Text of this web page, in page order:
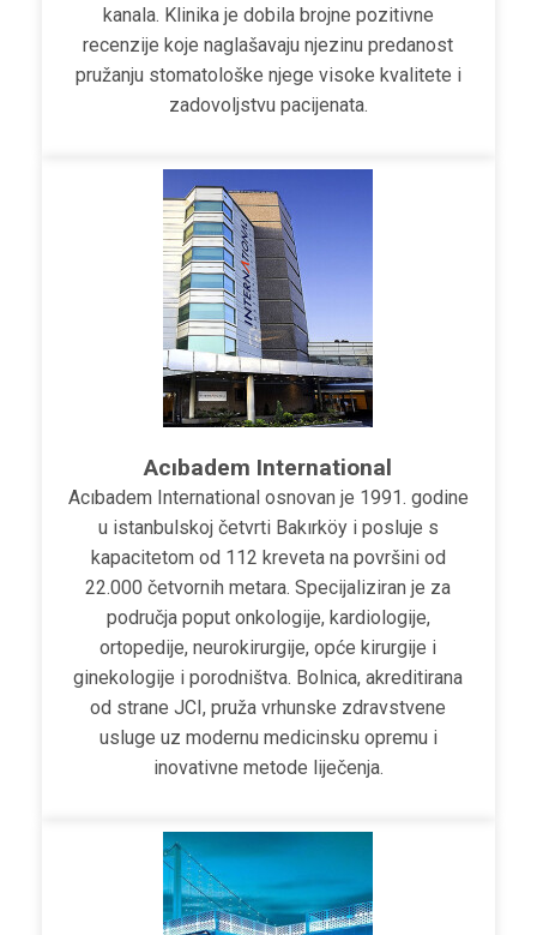
kanala. Klinika je dobila brojne pozitivne
recenzije koje naglašavaju njezinu predanost
pružanju stomatološke njege visoke kvalitete i
zadovoljstvu pacijenata.
Acıbadem International
Acıbadem International osnovan je 1991. godine
u istanbulskoj četvrti Bakırköy i posluje s
kapacitetom od 112 kreveta na površini od
22.000 četvornih metara. Specijaliziran je za
područja poput onkologije, kardiologije,
ortopedije, neurokirurgije, opće kirurgije i
ginekologije i porodništva. Bolnica, akreditirana
od strane JCI, pruža vrhunske zdravstvene
usluge uz modernu medicinsku opremu i
inovativne metode liječenja.